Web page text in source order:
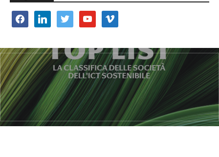
facebooklinkedin twitter youtube vimeo